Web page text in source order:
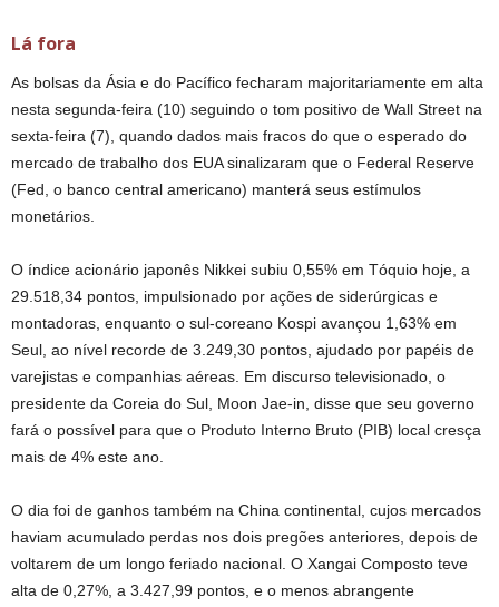
Lá fora
As bolsas da Ásia e do Pacífico fecharam majoritariamente em alta
nesta segunda-feira (10) seguindo o tom positivo de Wall Street na
sexta-feira (7), quando dados mais fracos do que o esperado do
mercado de trabalho dos EUA sinalizaram que o Federal Reserve
(Fed, o banco central americano) manterá seus estímulos
monetários.
O índice acionário japonês Nikkei subiu 0,55% em Tóquio hoje, a
29.518,34 pontos, impulsionado por ações de siderúrgicas e
montadoras, enquanto o sul-coreano Kospi avançou 1,63% em
Seul, ao nível recorde de 3.249,30 pontos, ajudado por papéis de
varejistas e companhias aéreas. Em discurso televisionado, o
presidente da Coreia do Sul, Moon Jae-in, disse que seu governo
fará o possível para que o Produto Interno Bruto (PIB) local cresça
mais de 4% este ano.
O dia foi de ganhos também na China continental, cujos mercados
haviam acumulado perdas nos dois pregões anteriores, depois de
voltarem de um longo feriado nacional. O Xangai Composto teve
alta de 0,27%, a 3.427,99 pontos, e o menos abrangente